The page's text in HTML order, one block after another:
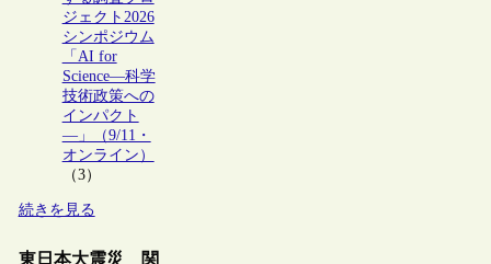
ジェクト2026
シンポジウム
「AI for
Science―科学
技術政策への
インパクト
―」（9/11・
オンライン）
（3）
続きを見る
東日本大震災 関